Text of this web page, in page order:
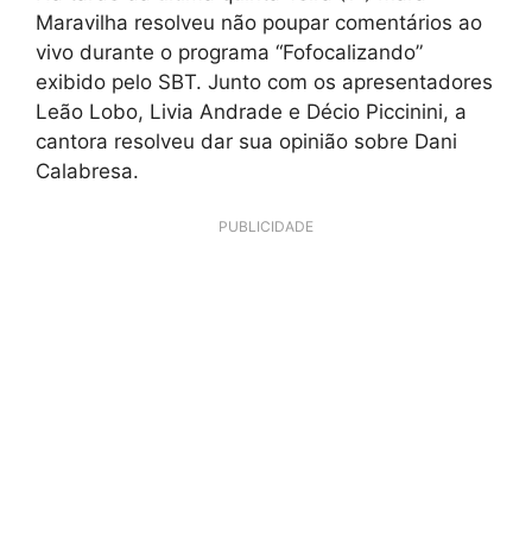
Maravilha resolveu não poupar comentários ao
vivo durante o programa “Fofocalizando”
exibido pelo SBT. Junto com os apresentadores
Leão Lobo, Livia Andrade e Décio Piccinini, a
cantora resolveu dar sua opinião sobre Dani
Calabresa.
PUBLICIDADE